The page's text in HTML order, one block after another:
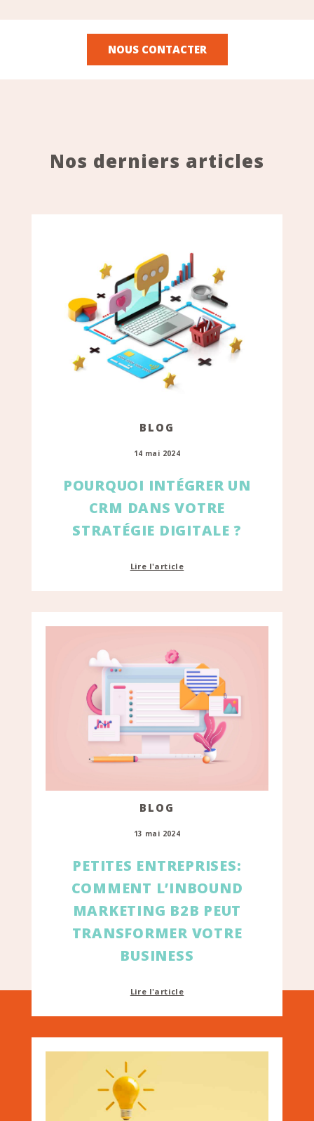
NOUS CONTACTER
Nos derniers articles
BLOG
14 mai 2024
POURQUOI INTÉGRER UN
CRM DANS VOTRE
STRATÉGIE DIGITALE ?
Lire l'article
BLOG
13 mai 2024
PETITES ENTREPRISES:
COMMENT L’INBOUND
MARKETING B2B PEUT
TRANSFORMER VOTRE
BUSINESS
Lire l'article